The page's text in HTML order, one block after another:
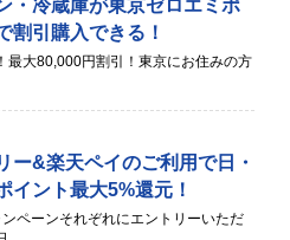
・冷蔵庫が東京ゼロエミポ
割引購入できる！
最大80,000円割引！東京にお住みの方
ー&楽天ペイのご利用で日・
イント最大5%還元！
ペーンそれぞれにエントリーいただ